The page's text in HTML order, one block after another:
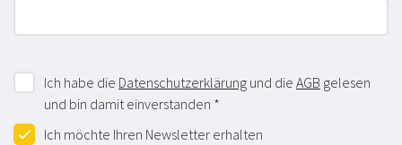
Ich habe die Datenschutzerklärung und die AGB gelesen
und bin damit einverstanden *
Ich möchte Ihren Newsletter erhalten